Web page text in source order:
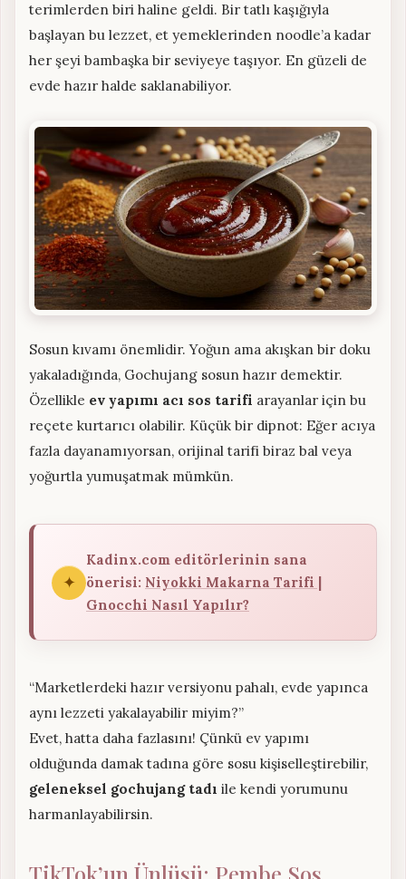
terimlerden biri haline geldi. Bir tatlı kaşığıyla
başlayan bu lezzet, et yemeklerinden noodle’a kadar
her şeyi bambaşka bir seviyeye taşıyor. En güzeli de
evde hazır halde saklanabiliyor.
Sosun kıvamı önemlidir. Yoğun ama akışkan bir doku
yakaladığında, Gochujang sosun hazır demektir.
Özellikle ev yapımı acı sos tarifi arayanlar için bu
reçete kurtarıcı olabilir. Küçük bir dipnot: Eğer acıya
fazla dayanamıyorsan, orijinal tarifi biraz bal veya
yoğurtla yumuşatmak mümkün.
✦
Kadinx.com editörlerinin sana
önerisi: Niyokki Makarna Tarifi |
Gnocchi Nasıl Yapılır?
“Marketlerdeki hazır versiyonu pahalı, evde yapınca
aynı lezzeti yakalayabilir miyim?”
Evet, hatta daha fazlasını! Çünkü ev yapımı
olduğunda damak tadına göre sosu kişiselleştirebilir,
geleneksel gochujang tadı ile kendi yorumunu
harmanlayabilirsin.